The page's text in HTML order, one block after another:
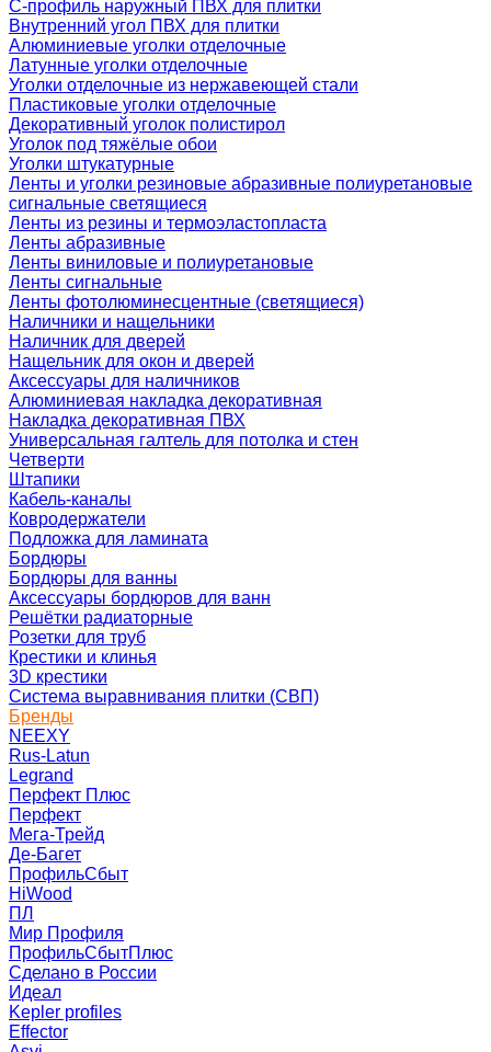
С-профиль наружный ПВХ для плитки
Внутренний угол ПВХ для плитки
Алюминиевые уголки отделочные
Латунные уголки отделочные
Уголки отделочные из нержавеющей стали
Пластиковые уголки отделочные
Декоративный уголок полистирол
Уголок под тяжёлые обои
Уголки штукатурные
Ленты и уголки резиновые абразивные полиуретановые
сигнальные светящиеся
Ленты из резины и термоэластопласта
Ленты абразивные
Ленты виниловые и полиуретановые
Ленты сигнальные
Ленты фотолюминесцентные (светящиеся)
Наличники и нащельники
Наличник для дверей
Нащельник для окон и дверей
Аксессуары для наличников
Алюминиевая накладка декоративная
Накладка декоративная ПВХ
Универсальная галтель для потолка и стен
Четверти
Штапики
Кабель-каналы
Ковродержатели
Подложка для ламината
Бордюры
Бордюры для ванны
Аксессуары бордюров для ванн
Решётки радиаторные
Розетки для труб
Крестики и клинья
3D крестики
Система выравнивания плитки (СВП)
Бренды
NEEXY
Rus-Latun
Legrand
Перфект Плюс
Перфект
Мега-Трейд
Де-Багет
ПрофильСбыт
HiWood
ПЛ
Мир Профиля
ПрофильСбытПлюс
Сделано в России
Идеал
Kepler profiles
Effector